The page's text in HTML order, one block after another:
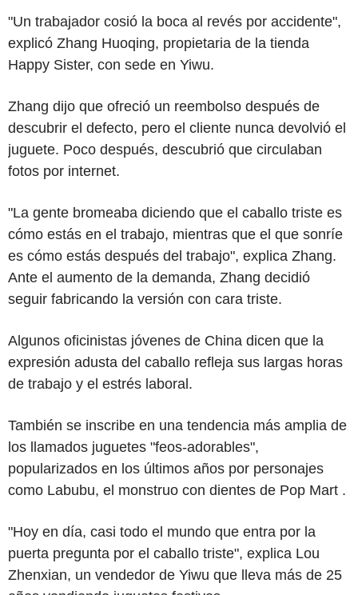
"Un trabajador cosió la boca al revés por accidente",
explicó Zhang Huoqing, propietaria de la tienda
Happy Sister, con sede en Yiwu.
Zhang dijo que ofreció un reembolso después de
descubrir el defecto, pero el cliente nunca devolvió el
juguete. Poco después, descubrió que circulaban
fotos por internet.
"La gente bromeaba diciendo que el caballo triste es
cómo estás en el trabajo, mientras que el que sonríe
es cómo estás después del trabajo", explica Zhang.
Ante el aumento de la demanda, Zhang decidió
seguir fabricando la versión con cara triste.
Algunos oficinistas jóvenes de China dicen que la
expresión adusta del caballo refleja sus largas horas
de trabajo y el estrés laboral.
También se inscribe en una tendencia más amplia de
los llamados juguetes "feos-adorables",
popularizados en los últimos años por personajes
como Labubu, el monstruo con dientes de Pop Mart .
"Hoy en día, casi todo el mundo que entra por la
puerta pregunta por el caballo triste", explica Lou
Zhenxian, un vendedor de Yiwu que lleva más de 25